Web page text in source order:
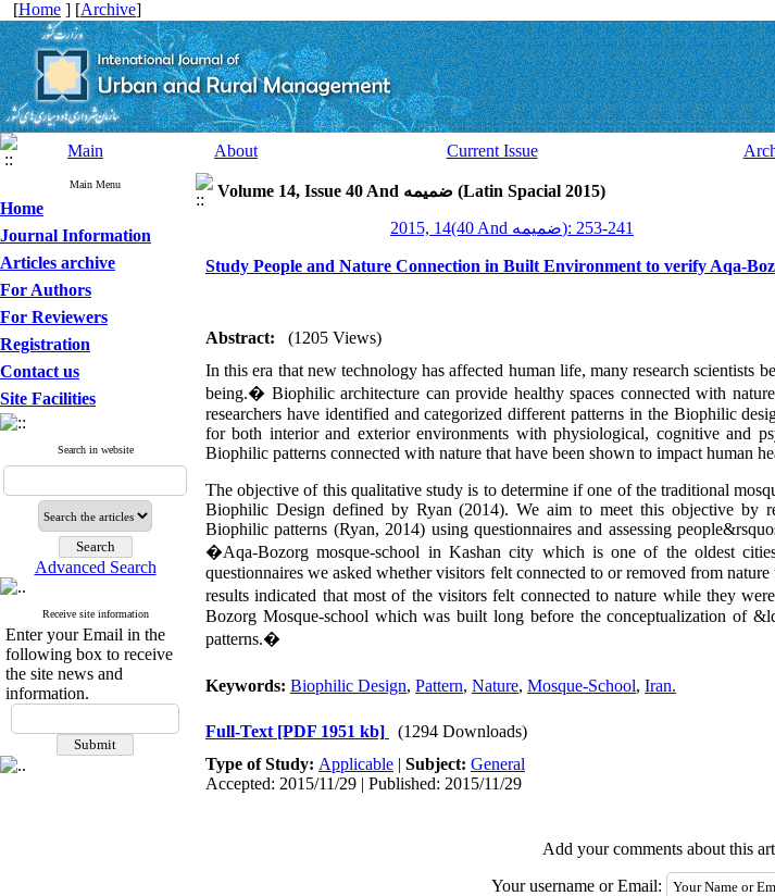
[Home ] [Archive]
Main About Current Issue
Main Menu
Home
Journal Information
Articles archive
For Authors
For Reviewers
Registration
Contact us
Site Facilities
Search in website
Advanced Search
Receive site information
Enter your Email in the
following box to receive
the site news and
information.
Volume 14, Issue 40 And ضميمه (Latin Spacial 2015)
2015, 14(40 And ضميمه): 241-253
Study People and Nature Connection in Built Environment to verify Aqa-
Abstract:
(1205 Views)
In this era that new technology has affected human life, many research scientists
being.� Biophilic architecture can provide healthy spaces connected with
researchers have identified and categorized different patterns in the Biophilic
for both interior and exterior environments with physiological, cognitive and
Biophilic patterns connected with nature that have been shown to impact human
The objective of this qualitative study is to determine if one of the traditional
Biophilic Design defined by Ryan (2014). We aim to meet this objective by
Biophilic patterns (Ryan, 2014) using questionnaires and assessing
�Aqa-Bozorg mosque-school in Kashan city which is one of the oldest
questionnaires we asked whether visitors felt connected to or removed from
results indicated that most of the visitors felt connected to nature while they
Bozorg Mosque-school which was built long before the conceptualization of
patterns.�
Keywords: Biophilic Design, Pattern, Nature, Mosque-School, Iran.
Full-Text [PDF 1951 kb]
(1294 Downloads)
Type of Study: Applicable | Subject: General
Accepted: 2015/11/29 | Published: 2015/11/29
Add your comments about this
Your username or Email: